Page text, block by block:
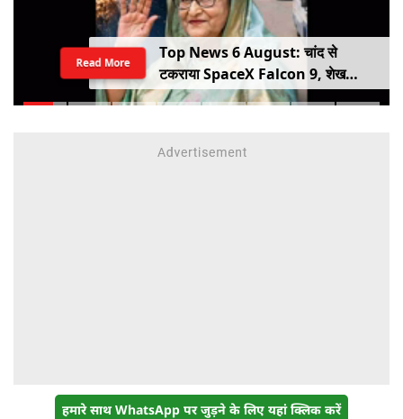
Top News 6 August: चांद से
टकराया SpaceX Falcon 9, शेख
हसीना की घर वापसी का ऐलान, MP में बस
Read More
हमारे साथ WhatsApp पर जुड़ने के लिए यहां क्लिक करें